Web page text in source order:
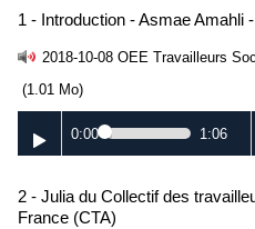
1 - Introduction - Asmae Amahli
2018-10-08 OEE Travailleurs
(1.01 Mo)
0:00 1:06
2 - Julia du Collectif des travailleur-euse-s de l’asile d’Ile-de-
France (CTA)